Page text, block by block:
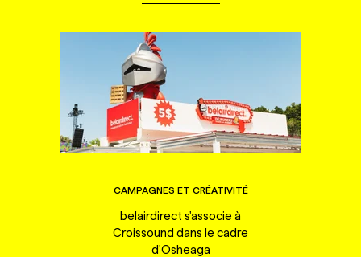
CAMPAGNES ET CRÉATIVITÉ
belairdirect s'associe à
Croissound dans le cadre
d'Osheaga